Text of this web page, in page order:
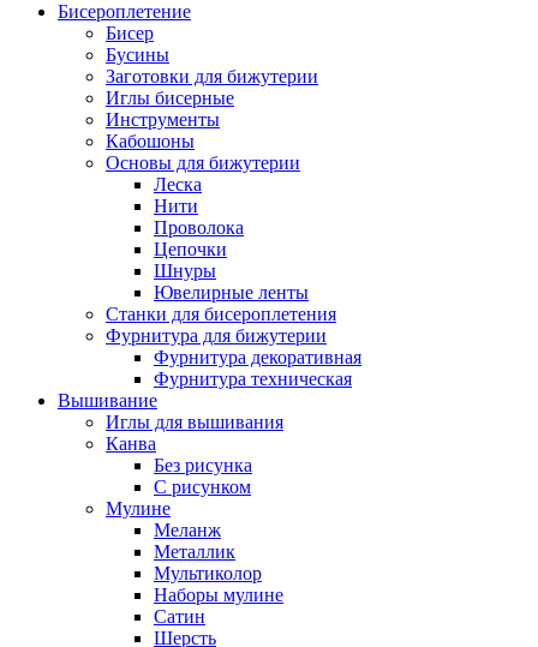
Бисероплетение
Бисер
Бусины
Заготовки для бижутерии
Иглы бисерные
Инструменты
Кабошоны
Основы для бижутерии
Леска
Нити
Проволока
Цепочки
Шнуры
Ювелирные ленты
Станки для бисероплетения
Фурнитура для бижутерии
Фурнитура декоративная
Фурнитура техническая
Вышивание
Иглы для вышивания
Канва
Без рисунка
С рисунком
Мулине
Меланж
Металлик
Мультиколор
Наборы мулине
Сатин
Шерсть